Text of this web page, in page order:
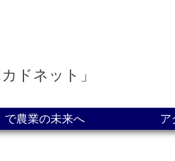
ドネット」
で農業の未来へ ア